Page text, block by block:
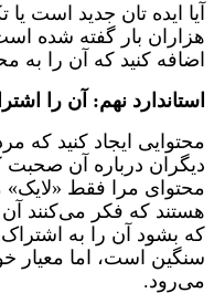
آیا ایده تان جدید است
هزاران بار گفته شده
اضافه کنید که آن را به
استاندارد نهم: آن را
محتوایی ایجاد کنید که
دیگران درباره آن صحبت
محتوای مرا فقط «لایک»
هستند که فکر می‌کنند
که بشود آن را به
سنگین است، اما معیار
می‌رود.